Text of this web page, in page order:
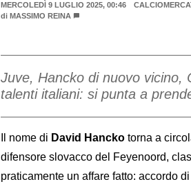
MERCOLEDÌ 9 LUGLIO 2025, 00:46
di MASSIMO REINA
Juve, Hancko di nuovo vicino,
talenti italiani: si punta a
Il nome di David Hancko torna a
difensore slovacco del Feyenoord,
praticamente un affare fatto: accordo